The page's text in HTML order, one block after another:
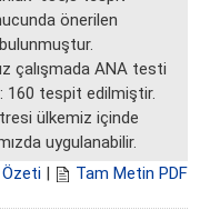
önerilen
çalışmada ANA testi
160 tespit edilmiştir.
ülkemiz içinde
uygulanabilir.
| Tam Metin PDF